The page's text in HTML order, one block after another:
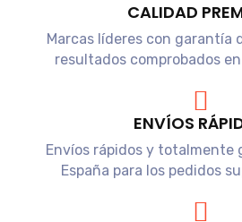
CALIDAD
Marcas líderes con garantía
resultados comprobados
ENVÍOS
Envíos rápidos y totalmente
España para los pedidos